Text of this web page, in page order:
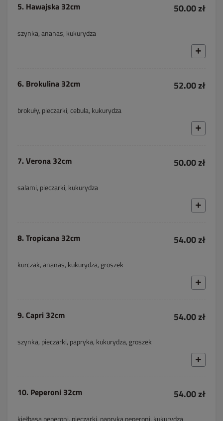
5. Hawajska 32cm 50.00 zł
szynka, ananas, kukurydza
6. Brokulina 32cm 52.00 zł
brokuły, pieczarki, cebula, kukurydza
7. Verona 32cm 50.00 zł
salami, pieczarki, kukurydza
8. Tropicana 32cm 54.00 zł
kurczak, ananas, kukurydza, groszek
9. Capri 32cm 54.00 zł
szynka, pieczarki, papryka, kukurydza, groszek
10. Peperoni 32cm 54.00 zł
kiełbasa peperoni, pieczarki, papryka peperoni, kukurydza